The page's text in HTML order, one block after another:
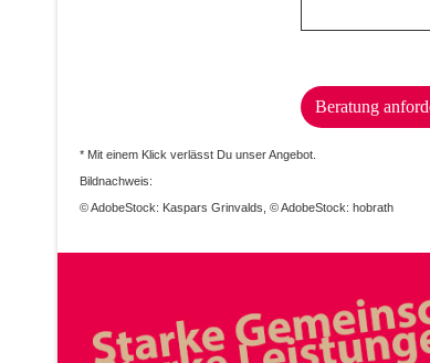
Beratung
* Mit einem Klick verlässt Du unser Angebot.
Bildnachweis:
© AdobeStock: Kaspars Grinvalds, © AdobeStock: hobrath